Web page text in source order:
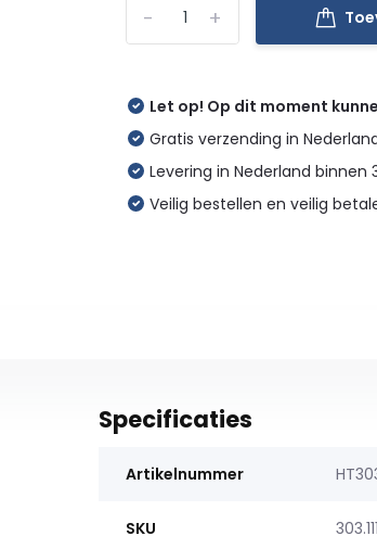
+
-
Let op! Op dit moment
Gratis verzending in
Levering in Nederland binnen
Veilig bestellen en veilig
Specificaties
Artikelnummer
SKU 303.111